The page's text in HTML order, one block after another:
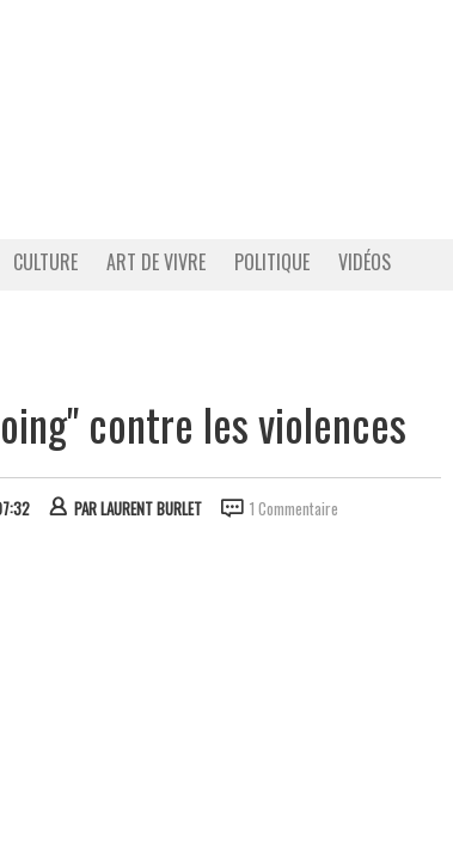
CULTURE ART DE VIVRE POLITIQUE VIDÉOS
contre les violences
PARLAURENT BURLET 1 Commentaire